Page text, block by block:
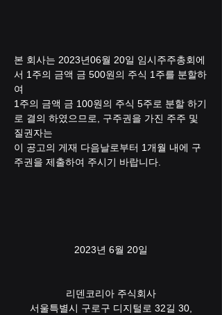
본 회사는 2023년06월 20일 임시주주총회에
서 1주의 금액 금 500원의 주식 1주를 분할하
여
1주의 금액 금 100원의 주식 5주로 분할 하기
로 결의 하였으므로, 구주권을 가진 주주 및
질권자는
이 공고의 게재 다음날로부터 1개월 내에 구
주권을 제출하여 주시기 바랍니다.
2023년 6월 20일
리덴코리아 주식회사
서울특별시 구로구 디지털로 32길 30,